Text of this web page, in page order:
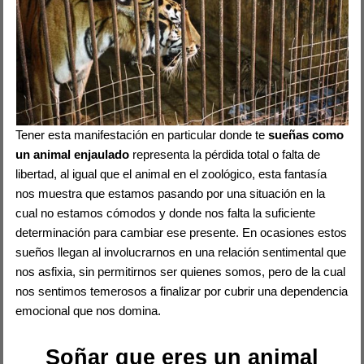
Tener esta manifestación en particular donde tesueñas como
un animal enjaulado representa la pérdida total o falta de
libertad, al igual que el animal en el zoológico, esta fantasía
nos muestra que estamos pasando por una situación en la
cual no estamos cómodos y donde nos falta la suficiente
determinación para cambiar ese presente. En ocasiones estos
sueños llegan al involucrarnos en una relación sentimental que
nos asfixia, sin permitirnos ser quienes somos, pero de la cual
nos sentimos temerosos a finalizar por cubrir una dependencia
emocional que nos domina.
Soñar que eres un animal